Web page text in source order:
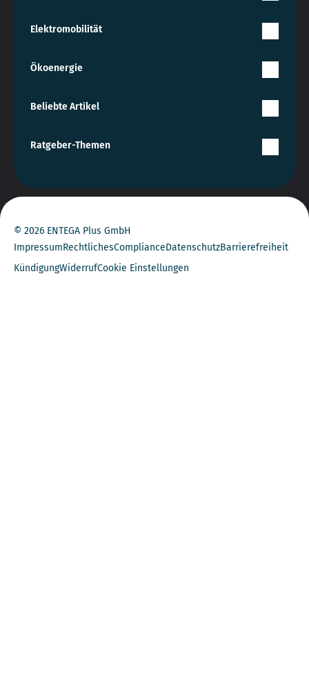
Elektromobilität
Ökoenergie
Beliebte Artikel
Ratgeber-Themen
© 2026 ENTEGA Plus GmbH
ImpressumRechtlichesComplianceDatenschutzBarrierefreiheit
KündigungWiderrufCookie Einstellungen